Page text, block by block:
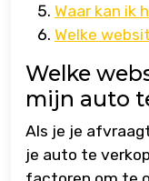
Waar kan ik
Welke
Welke
mijn auto
Als je je
je auto te